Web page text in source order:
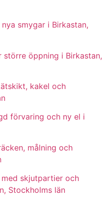
smygar i Birkastan,
öppning i Birkastan,
kakel och
förvaring och ny el i
målning och
skjutpartier och
Stockholms län